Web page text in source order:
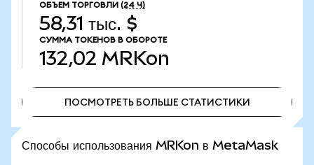
ОБЪЕМ ТОРГОВЛИ (24 Ч)
58,31 тыс. $
СУММА ТОКЕНОВ В ОБОРОТЕ
132,02 MRKon
ПОСМОТРЕТЬ БОЛЬШЕ СТАТИСТИКИ
Способы использования MRKon в MetaMask